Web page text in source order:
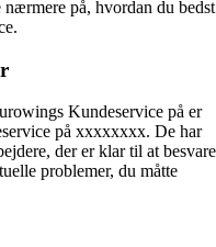
på, hvordan du bedst
Kundeservice på er
på xxxxxxxx. De har
der er klar til at besvare
problemer, du måtte